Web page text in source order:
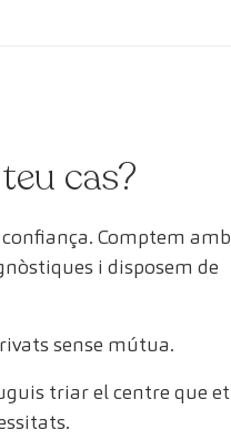
cas?
Comptem amb
i disposem de
sense mútua.
triar el centre que et